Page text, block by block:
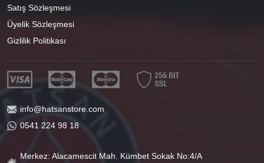
Satış Sözleşmesi
Üyelik Sözleşmesi
Gizlilik Politikası
info@hatsanstore.com
0541 224 98 18
Merkez: Alacamescit Mah. Kümbet Sokak No:4/A